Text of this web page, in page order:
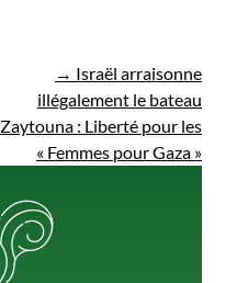
→ Israël arraisonne
illégalement le bateau
Zaytouna : Liberté pour les
« Femmes pour Gaza »